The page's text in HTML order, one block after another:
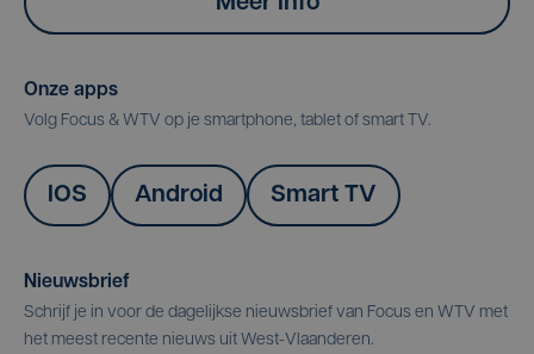
Onze apps
Volg Focus & WTV op je smartphone, tablet of smart TV.
IOS Android Smart TV
Nieuwsbrief
Schrijf je in voor de dagelijkse nieuwsbrief van Focus en WTV met
het meest recente nieuws uit West-Vlaanderen.